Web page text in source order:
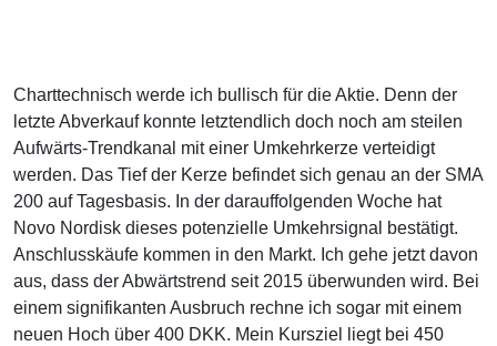
Charttechnisch werde ich bullisch für die Aktie. Denn der
letzte Abverkauf konnte letztendlich doch noch am steilen
Aufwärts-Trendkanal mit einer Umkehrkerze verteidigt
werden. Das Tief der Kerze befindet sich genau an der SMA
200 auf Tagesbasis. In der darauffolgenden Woche hat
Novo Nordisk dieses potenzielle Umkehrsignal bestätigt.
Anschlusskäufe kommen in den Markt. Ich gehe jetzt davon
aus, dass der Abwärtstrend seit 2015 überwunden wird. Bei
einem signifikanten Ausbruch rechne ich sogar mit einem
neuen Hoch über 400 DKK. Mein Kursziel liegt bei 450